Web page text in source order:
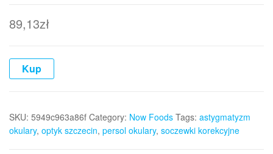
89,13zł
Kup
SKU: 5949c963a86f Category: Now Foods Tags: astygmatyzm
okulary, optyk szczecin, persol okulary, soczewki korekcyjne